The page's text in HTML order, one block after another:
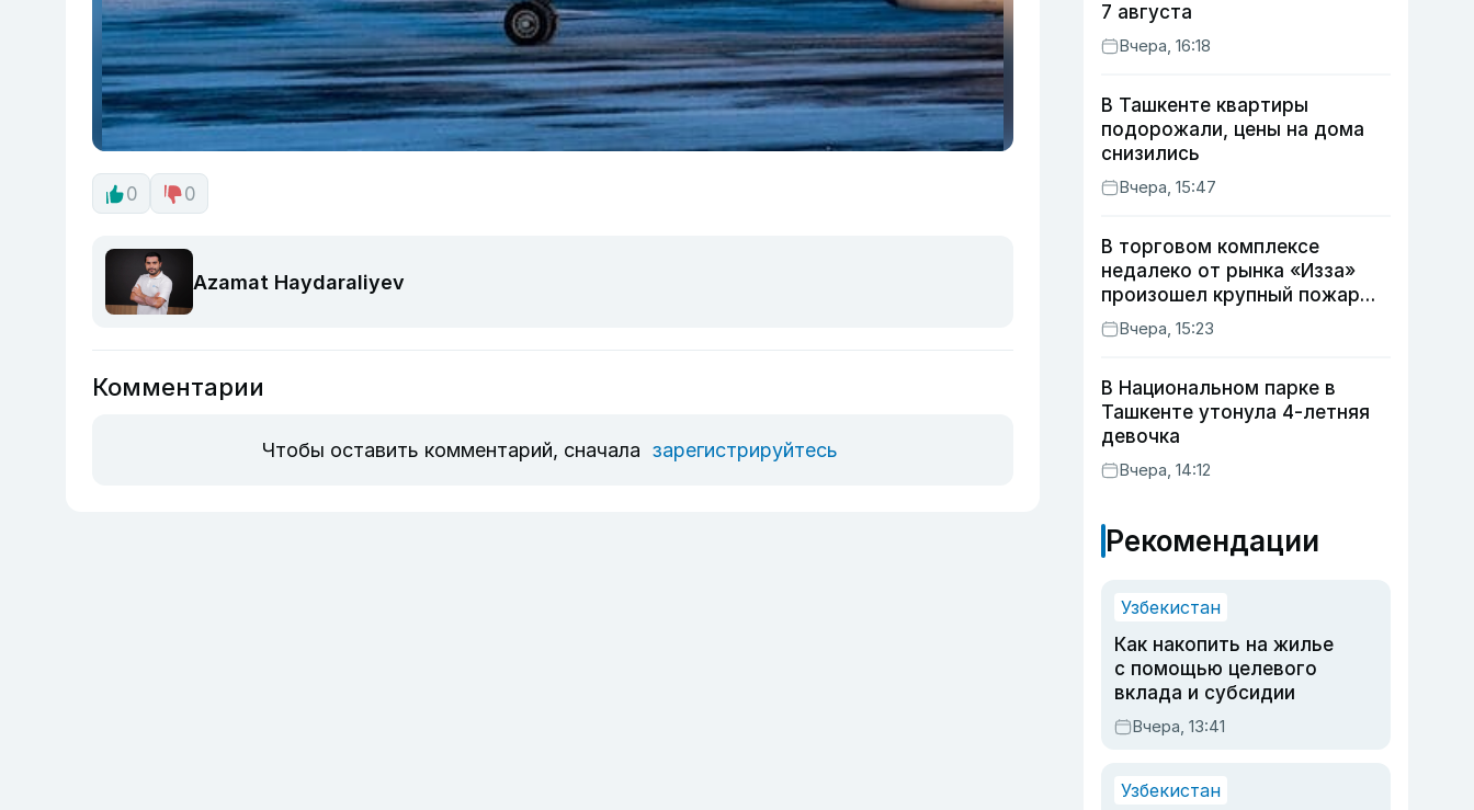
0 0
Azamat Haydaraliyev
Комментарии
Чтобы оставить комментарий, сначала зарегистрируйтесь
7 августа
Вчера, 16:18
В Ташкенте квартиры
подорожали, цены на дома
снизились
Вчера, 15:47
В торговом комплексе
недалеко от рынка «Изза»
произошел крупный пожар
(видео)
Вчера, 15:23
В Национальном парке в
Ташкенте утонула 4-летняя
девочка
Вчера, 14:12
Рекомендации
Узбекистан
Как накопить на жилье
с помощью целевого
вклада и субсидии
Вчера, 13:41
Узбекистан